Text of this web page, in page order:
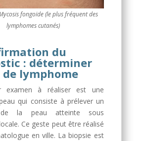
fongoïde (le plus fréquent des
lymphomes cutanés)
du
: déterminer
de lymphome
examen à réaliser est une
qui consiste à prélever un
de la peau atteinte sous
Ce geste peut être réalisé
en ville. La biopsie est